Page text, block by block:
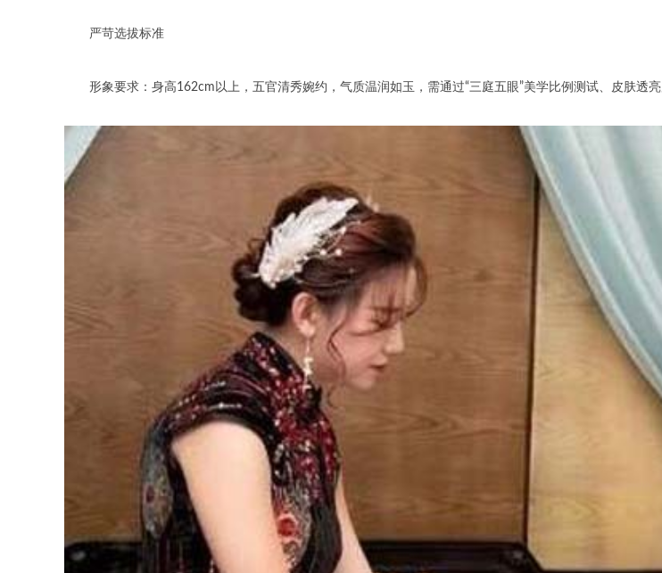
严苛选拔标准
形象要求：身高162cm以上，五官清秀婉约，气质温润如玉，需通过“三庭五眼”美学比例测试、皮肤透亮